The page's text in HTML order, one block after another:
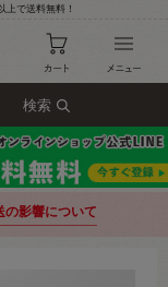
上で送料無料！
検索
の影響について